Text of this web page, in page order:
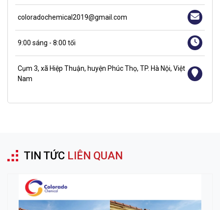
coloradochemical2019@gmail.com
9:00 sáng - 8:00 tối
Cụm 3, xã Hiệp Thuận, huyện Phúc Thọ, TP. Hà Nội, Việt
Nam
TIN TỨC LIÊN QUAN